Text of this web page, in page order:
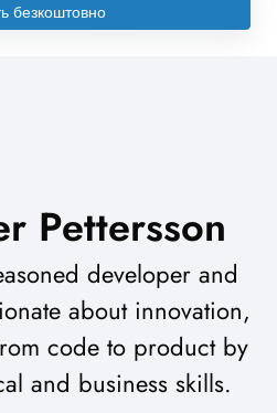
безкоштовно
Pettersson
developer and
about innovation,
code to product by
and business skills.